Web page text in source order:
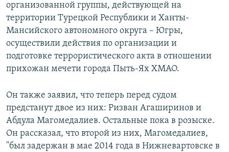
организованной группы, действующей на
территории Турецкой Республики и Ханты-
Мансийского автономного округа – Югры,
осуществили действия по организации и
подготовке террористического акта в отношении
прихожан мечети города Пыть-Ях ХМАО.
Он также заявил, что теперь перед судом
предстанут двое из них: Ризван Агаширинов и
Абдула Магомедалиев. Остальные пока в розыске.
Он рассказал, что второй из них, Магомедалиев,
"был задержан в мае 2014 года в Нижневартовске в